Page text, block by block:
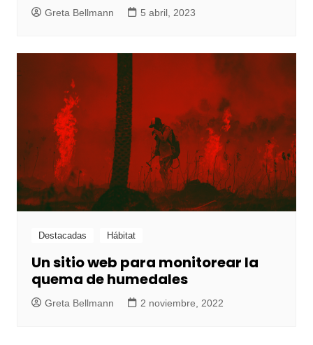
Greta Bellmann 5 abril, 2023
Destacadas Hábitat
Un sitio web para monitorear la
quema de humedales
Greta Bellmann 2 noviembre, 2022